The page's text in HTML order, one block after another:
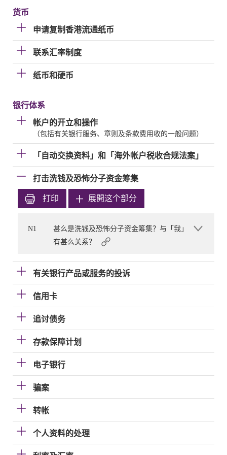
货币
申请复制香港流通纸币
联系汇率制度
纸币和硬币
银行体系
帐户的开立和操作
（包括有关银行服务、章则及条款费用收的一般问题）
「自动交换资料」和「海外帐户税收合规法案」
打击洗钱及恐怖分子资金筹集
打印 展開这个部分
N1
甚么是洗钱及恐怖分子资金筹集？与「我」
有甚么关系？
有关银行产品或服务的投诉
信用卡
追讨债务
存款保障计划
电子银行
骗案
转帐
个人资料的处理